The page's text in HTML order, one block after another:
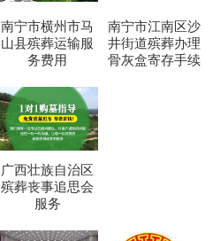
南宁市横州市马
山县殡葬运输服
务费用
南宁市江南区沙
井街道殡葬办理
骨灰盒寄存手续
广西壮族自治区
殡葬丧事追思会
服务